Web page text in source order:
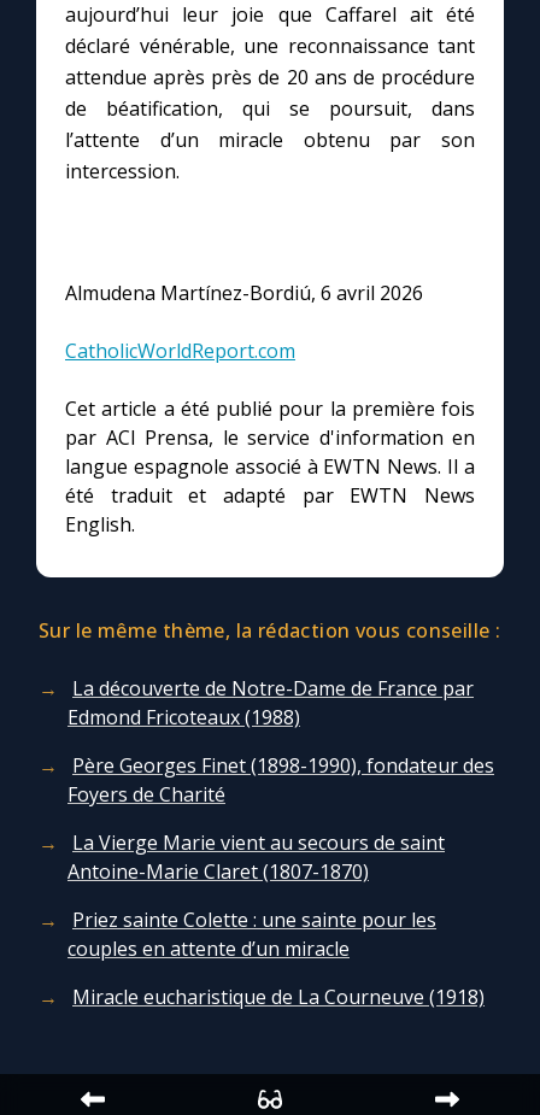
aujourd’hui leur joie que Caffarel ait été
déclaré vénérable, une reconnaissance tant
attendue après près de 20 ans de procédure
de béatification, qui se poursuit, dans
l’attente d’un miracle obtenu par son
intercession.
Almudena Martínez-Bordiú, 6 avril 2026
CatholicWorldReport.com
Cet article a été publié pour la première fois
par ACI Prensa, le service d'information en
langue espagnole associé à EWTN News. Il a
été traduit et adapté par EWTN News
English.
Sur le même thème, la rédaction vous conseille :
La découverte de Notre-Dame de France par
Edmond Fricoteaux (1988)
Père Georges Finet (1898-1990), fondateur des
Foyers de Charité
La Vierge Marie vient au secours de saint
Antoine-Marie Claret (1807-1870)
Priez sainte Colette : une sainte pour les
couples en attente d’un miracle
Miracle eucharistique de La Courneuve (1918)